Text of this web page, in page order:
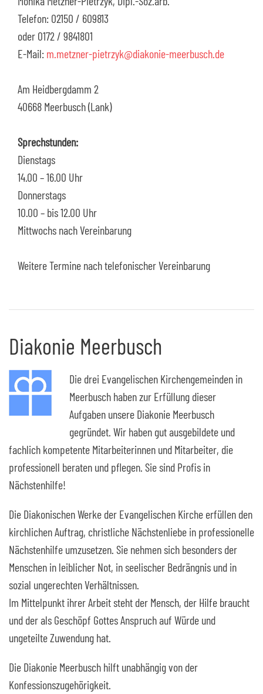
Telefon: 02150 / 609813
oder 0172 / 9841801
E-Mail: m.metzner-pietrzyk@diakonie-meerbusch.de
Am Heidbergdamm 2
40668 Meerbusch (Lank)
Sprechstunden:
Dienstags
14.00 – 16.00 Uhr
Donnerstags
10.00 – bis 12.00 Uhr
Mittwochs nach Vereinbarung
Weitere Termine nach telefonischer Vereinbarung
Diakonie Meerbusch
Die drei Evangelischen Kirchengemeinden in
Meerbusch haben zur Erfüllung dieser
Aufgaben unsere Diakonie Meerbusch
gegründet. Wir haben gut ausgebildete und
fachlich kompetente Mitarbeiterinnen und Mitarbeiter, die
professionell beraten und pflegen. Sie sind Profis in
Nächstenhilfe!
Die Diakonischen Werke der Evangelischen Kirche erfüllen den
kirchlichen Auftrag, christliche Nächstenliebe in professionelle
Nächstenhilfe umzusetzen. Sie nehmen sich besonders der
Menschen in leiblicher Not, in seelischer Bedrängnis und in
sozial ungerechten Verhältnissen.
Im Mittelpunkt ihrer Arbeit steht der Mensch, der Hilfe braucht
und der als Geschöpf Gottes Anspruch auf Würde und
ungeteilte Zuwendung hat.
Die Diakonie Meerbusch hilft unabhängig von der
Konfessionszugehörigkeit.